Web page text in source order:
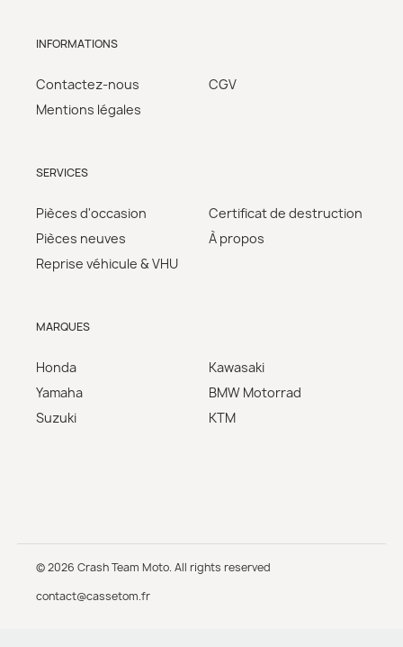
INFORMATIONS
Contactez-nous
Mentions légales
CGV
SERVICES
Pièces d'occasion
Pièces neuves
Reprise véhicule & VHU
Certificat de destruction
À propos
MARQUES
Honda
Yamaha
Suzuki
Kawasaki
BMW Motorrad
KTM
© 2026 Crash Team Moto. All rights reserved
contact@cassetom.fr